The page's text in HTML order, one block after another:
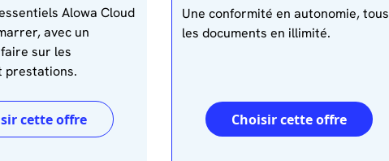
Alowa Cloud
avec un
sur les
prestations.
cette offre
Une conformité en autonomie, tous
les documents en illimité.
Choisir cette offre